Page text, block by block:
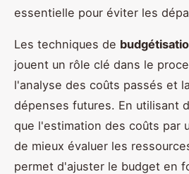
essentielle pour éviter les
Les techniques de
jouent un rôle clé dans le
l'analyse des coûts passés et
dépenses futures. En utilisant
que l'estimation des coûts par
de mieux évaluer les
permet d'ajuster le budget en